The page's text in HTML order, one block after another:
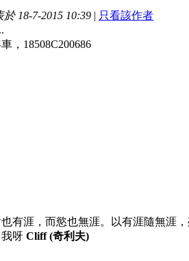
於 18-7-2015 10:39 | 只看該作者
，18508C200686
也有涯，而慾也無涯。以有涯隨無涯
呀 Cliff (奇利夫)